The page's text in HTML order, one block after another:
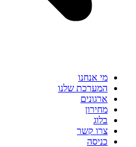
מי אנחנו
המערכת שלנו
ארגונים
מחירון
בלוג
צרו קשר
כניסה